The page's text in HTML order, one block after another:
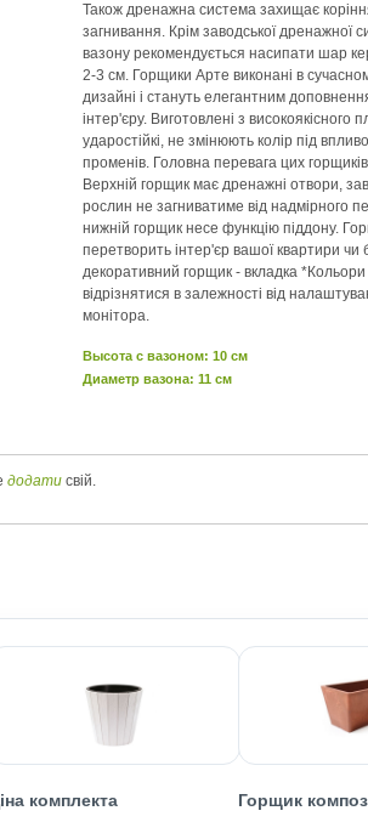
Також дренажна система захищає
загнивання. Крім заводської дренажної
вазону рекомендується насипати шар
2-3 см. Горщики Арте виконані в
дизайні і стануть елегантним
інтер'єру. Виготовлені з високоякісного
ударостійкі, не змінюють колір під
променів. Головна перевага цих
Верхній горщик має дренажні отвори,
рослин не загниватиме від надмірного
нижній горщик несе функцію піддону.
перетворить інтер'єр вашої квартири чи
декоративний горщик - вкладка
відрізнятися в залежності від
монітора.
Высота c вазоном: 10 см
Диаметр вазона: 11 см
додати свій.
комплекта
Горщик